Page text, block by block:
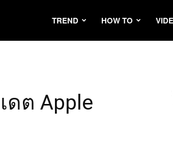
TREND HOW TO
ดต Apple